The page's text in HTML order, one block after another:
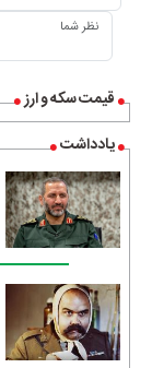
قیمت سکه و ارز
یادداشت